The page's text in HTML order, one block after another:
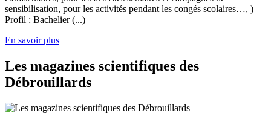
sensibilisation, pour les activités pendant les congés scolaires…, )
Profil : Bachelier (...)
En savoir plus
Les magazines scientifiques des
Débrouillards